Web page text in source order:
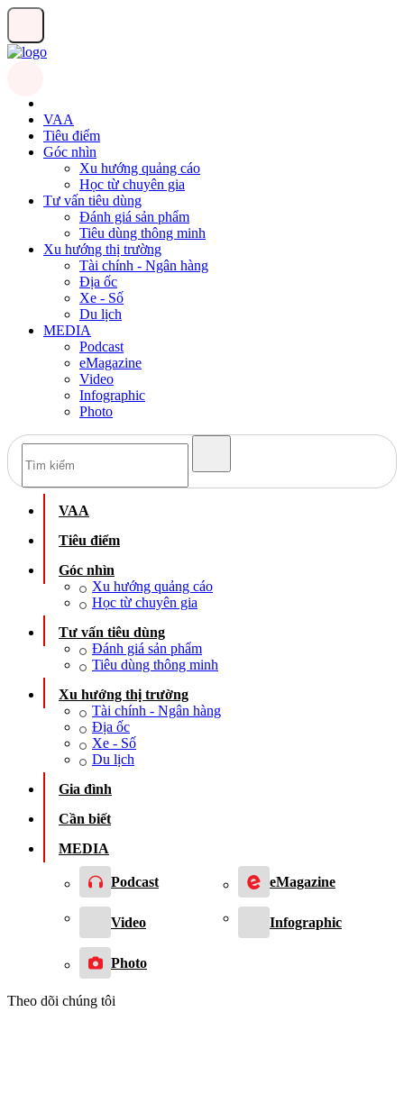
VAA
Tiêu điểm
Góc nhìn
Xu hướng quảng cáo
Học từ chuyên gia
Tư vấn tiêu dùng
Đánh giá sản phẩm
Tiêu dùng thông minh
Xu hướng thị trường
Tài chính - Ngân hàng
Địa ốc
Xe - Số
Du lịch
MEDIA
Podcast
eMagazine
Video
Infographic
Photo
VAA
Tiêu điểm
Góc nhìn
Xu hướng quảng cáo
Học từ chuyên gia
Tư vấn tiêu dùng
Đánh giá sản phẩm
Tiêu dùng thông minh
Xu hướng thị trường
Tài chính - Ngân hàng
Địa ốc
Xe - Số
Du lịch
Gia đình
Cần biết
MEDIA
Podcast eMagazine
Video Infographic
Photo
Theo dõi chúng tôi